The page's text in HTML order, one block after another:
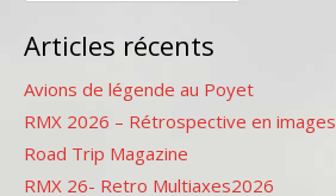
Articles récents
Avions de légende au Poyet
RMX 2026 – Rétrospective en images
Road Trip Magazine
RMX 26- Retro Multiaxes2026